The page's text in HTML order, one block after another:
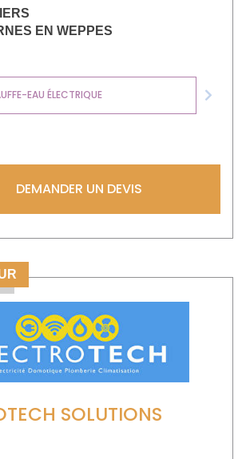
EN WEPPES
EAU ÉLECTRIQUE
Next
DEMANDER UN DEVIS
SOLUTIONS